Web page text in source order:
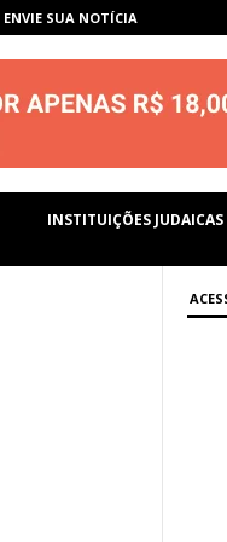
ENVIE SUA NOTÍCIA
INSTITUIÇÕES JUDAICAS